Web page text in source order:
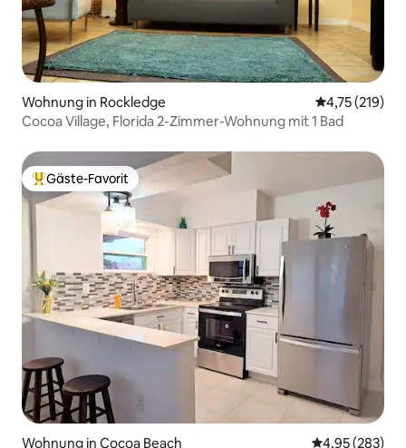
Wohnung in Rockledge
4,75 (219)
Cocoa Village, Florida 2-Zimmer-Wohnung mit 1 Bad
Beliebter Gäste-Favorit.
Gäste-Favorit
Wohnung in Cocoa Beach 4,95 (283)